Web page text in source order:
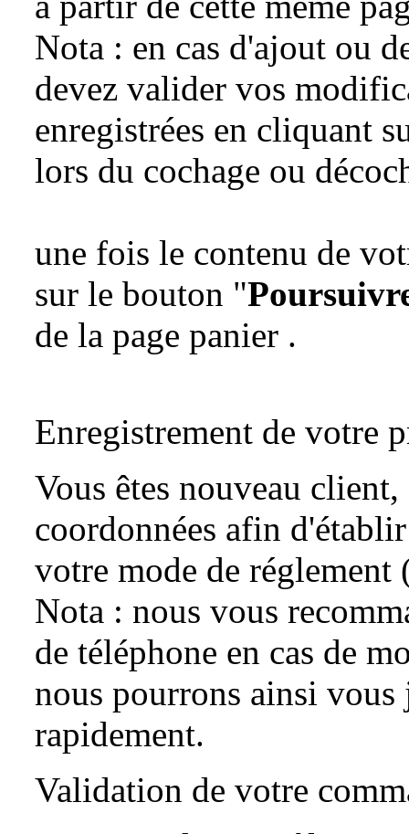
Nota : en cas d'ajout ou
devez valider vos
enregistrées en cliquant
lors du cochage ou
une fois le contenu de
sur le bouton "
de la page panier .
Enregistrement de votre
Vous êtes nouveau
coordonnées afin
votre mode de réglement
Nota : nous vous
de téléphone en cas de
nous pourrons ainsi
rapidement.
Validation de votre